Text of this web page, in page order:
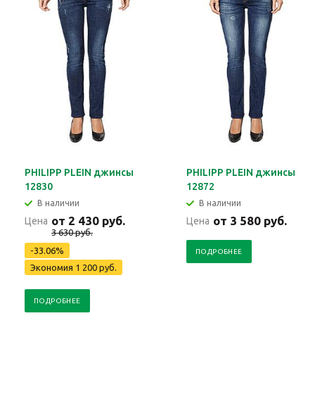
PHILIPP PLEIN джинсы
12830
В наличии
Цена от 2 430 руб.
3 630 руб.
-33.06%
Экономия 1 200 руб.
ПОДРОБНЕЕ
PHILIPP PLEIN джинсы
12872
В наличии
Цена от 3 580 руб.
ПОДРОБНЕЕ